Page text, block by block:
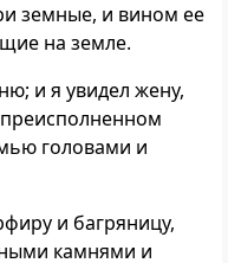
земные, и вином ее
на земле.
и я увидел жену,
головами и
и багряницу,
камнями и